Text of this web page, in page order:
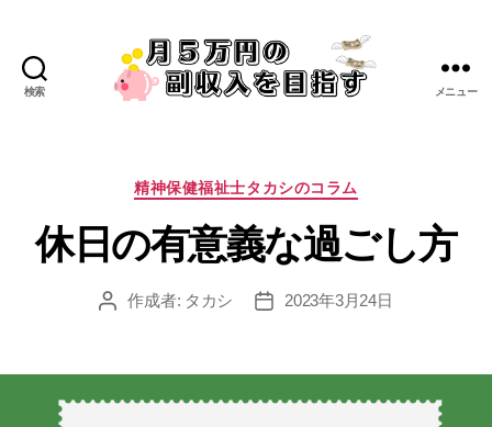
検索 メニュー
精神保健福祉士タカシのコラム
休日の有意義な過ごし方
作成者: タカシ 2023年3月24日